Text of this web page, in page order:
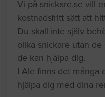
Vi på snickare.se vill
kostnadsfritt sätt att
Du skall inte själv
olika snickare utan
de kan hjälpa dig.
I Ale finns det många
hjälpa dig med dina